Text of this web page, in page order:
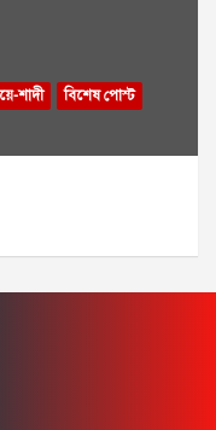
শাদী
বিশেষ পোস্ট